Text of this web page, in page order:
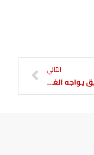
التالي
الفريق يواجه الغرافة في افتتاح الجولة الثامنة من الدوري